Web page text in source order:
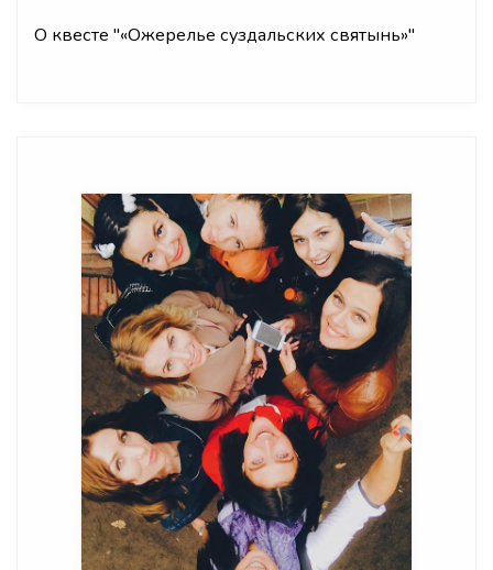
О квесте "«Ожерелье суздальских святынь»"